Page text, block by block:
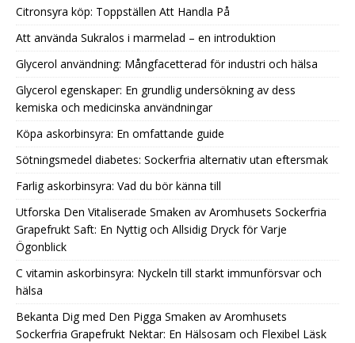
Citronsyra köp: Toppställen Att Handla På
Att använda Sukralos i marmelad – en introduktion
Glycerol användning: Mångfacetterad för industri och hälsa
Glycerol egenskaper: En grundlig undersökning av dess
kemiska och medicinska användningar
Köpa askorbinsyra: En omfattande guide
Sötningsmedel diabetes: Sockerfria alternativ utan eftersmak
Farlig askorbinsyra: Vad du bör känna till
Utforska Den Vitaliserade Smaken av Aromhusets Sockerfria
Grapefrukt Saft: En Nyttig och Allsidig Dryck för Varje
Ögonblick
C vitamin askorbinsyra: Nyckeln till starkt immunförsvar och
hälsa
Bekanta Dig med Den Pigga Smaken av Aromhusets
Sockerfria Grapefrukt Nektar: En Hälsosam och Flexibel Läsk